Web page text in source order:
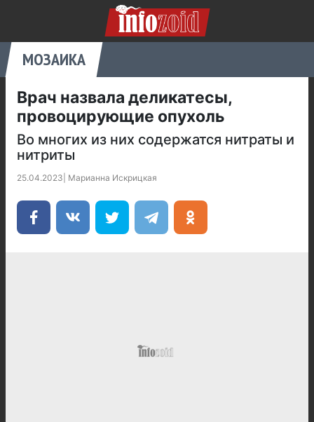
МОЗАИКА
Врач назвала деликатесы,
провоцирующие опухоль
Во многих из них содержатся нитраты и
нитриты
25.04.2023 Марианна Искрицкая